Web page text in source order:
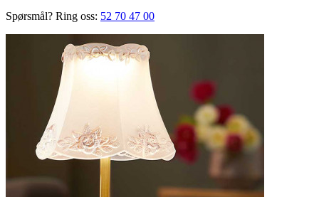
Spørsmål? Ring oss: 52 70 47 00